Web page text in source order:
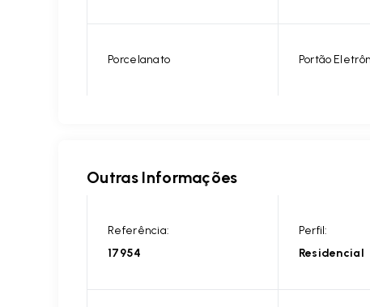
Porcelanato Portão
Outras Informações
Referência:
17954
Perfil:
Residencial